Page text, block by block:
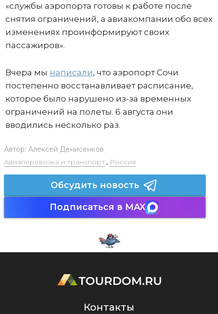
«службы аэропорта готовы к работе после
снятия ограничений, а авиакомпании обо всех
изменениях проинформируют своих
пассажиров».
Вчера мы написали, что аэропорт Сочи
постепенно восстанавливает расписание,
которое было нарушено из-за временных
ограничений на полеты. 6 августа они
вводились несколько раз.
Автор: Алексей Денисенков
Авиаперевозка и транспорт, Россия
Обсудить новость
Подписаться в MAX
Контакты